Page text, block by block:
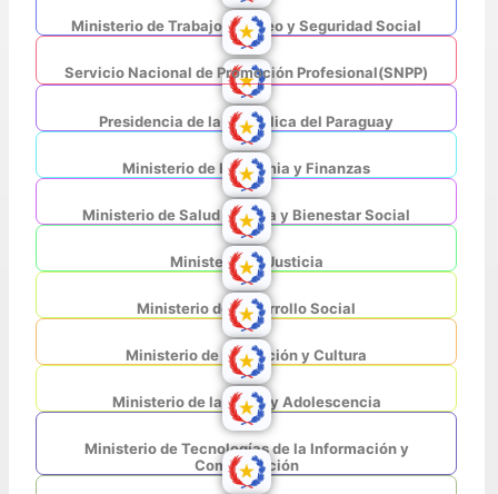
Ministerio de Trabajo, Empleo y Seguridad Social
Servicio Nacional de Promoción Profesional(SNPP)
Presidencia de la República del Paraguay
Ministerio de Economia y Finanzas
Ministerio de Salud Pública y Bienestar Social
Ministerio de Justicia
Ministerio de Desarrollo Social
Ministerio de Educación y Cultura
Ministerio de la Niñez y Adolescencia
Ministerio de Tecnologías de la Información y
Comunicación